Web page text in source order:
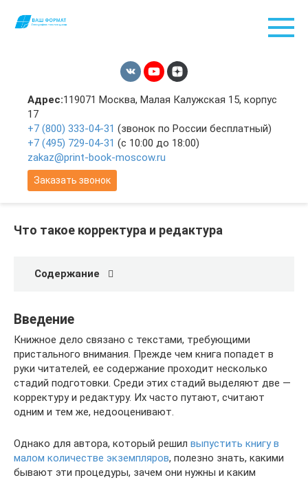
Адрес:119071 Москва, Малая Калужская 15, корпус
17
+7 (800) 333-04-31 (звонок по России бесплатный)
+7 (495) 729-04-31 (с 10:00 до 18:00)
zakaz@print-book-moscow.ru
Заказать звонок
Что такое корректура и редактура
Содержание
Введение
Книжное дело связано с текстами, требующими
пристального внимания. Прежде чем книга попадет в
руки читателей, ее содержание проходит несколько
стадий подготовки. Среди этих стадий выделяют две —
корректуру и редактуру. Их часто путают, считают
одним и тем же, недооценивают.
Однако для автора, который решил выпустить книгу в
малом количестве экземпляров, полезно знать, какими
бывают эти процедуры, зачем они нужны и каким